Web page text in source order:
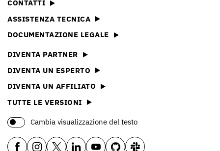
CONTATTI
ASSISTENZA TECNICA
DOCUMENTAZIONE LEGALE
DIVENTA PARTNER
DIVENTA UN ESPERTO
DIVENTA UN AFFILIATO
TUTTE LE VERSIONI
Cambia visualizzazione del testo